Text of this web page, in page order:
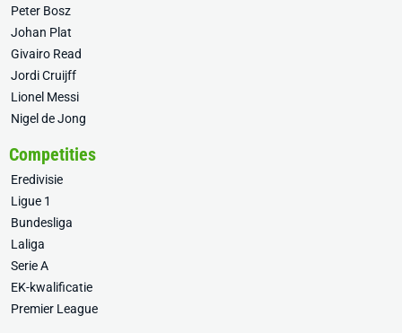
Peter Bosz
Johan Plat
Givairo Read
Jordi Cruijff
Lionel Messi
Nigel de Jong
Competities
Eredivisie
Ligue 1
Bundesliga
Laliga
Serie A
EK-kwalificatie
Premier League